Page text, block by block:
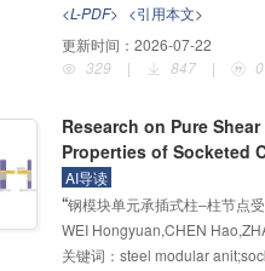
量分析提供解决方案。
<L-PDF> <引用本文>
更新时间： 2026-07-22
329
| 847 | 0
Research on Pure
Properties of Socketed
Connections in Modular
AI导读
“钢模块单元承插式柱‒柱节点
展，研究团队开展了两个节点
析了节点的工作机理和应变分
关键词： steel modular anit;socketed column to column connections;shear